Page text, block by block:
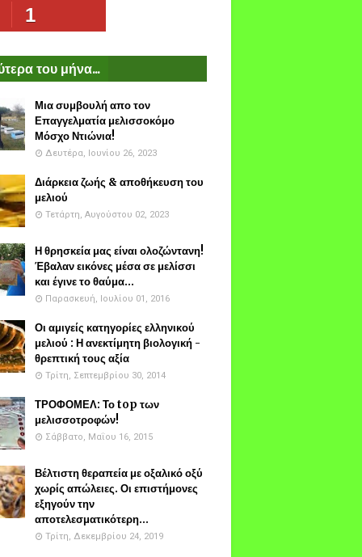
1
του μήνα...
Μια συμβουλή απο τον
Επαγγελματία μελισσοκόμο
Μόσχο Ντιώνια!
Δευτέρα, Ιουνίου 26, 2023
Διάρκεια ζωής & αποθήκευση του
μελιού
Τετάρτη, Αυγούστου 02, 2023
Η θρησκεία μας είναι ολοζώντανη!
Έβαλαν εικόνες μέσα σε μελίσσι
και έγινε το θαύμα...
Παρασκευή, Ιουλίου 01, 2016
Οι αμιγείς κατηγορίες ελληνικού
μελιού : Η ανεκτίμητη βιολογική -
θρεπτική τους αξία
Τρίτη, Σεπτεμβρίου 30, 2014
ΤΡΟΦΟΜΕΛ: Το top των
μελισσοτροφών!
Σάββατο, Μαΐου 16, 2015
Βέλτιστη θεραπεία με οξαλικό οξύ
χωρίς απώλειες. Οι επιστήμονες
εξηγούν την
αποτελεσματικότερη...
Τρίτη, Δεκεμβρίου 24, 2019